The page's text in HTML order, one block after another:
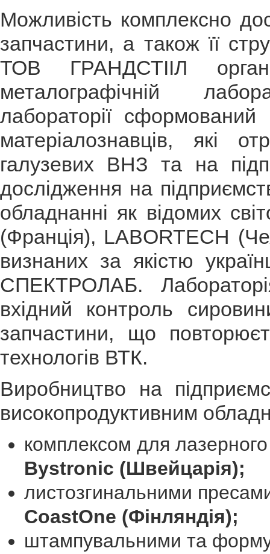
Можливість комплексно
запчастини, а також її
ТОВ ГРАНДСТІІЛ
металографічній
лабораторії сформований
матеріалознавців, які
галузевих ВНЗ та на
дослідження на
обладнанні як відомих
(Франція), LABORTECH
визнаних за якістю
СПЕКТРОЛАБ.
вхідний контроль
запчастини, що
технологів ВТК.
Виробництво на
високопродуктивним
комплексом для
Bystronic (Швейцарія);
листозгинальними
CoastOne (Фінляндія);
штампувальними та